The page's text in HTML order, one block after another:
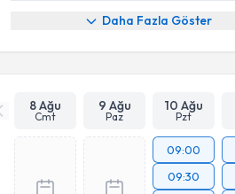
Daha Fazla Göster
8 Ağu
Cmt
9 Ağu
Paz
10 Ağu
Pzt
09:00
09:30